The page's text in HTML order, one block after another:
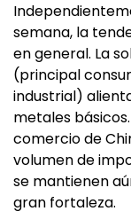
semana, la
en general. La
(principal
industrial)
metales
comercio de
volumen de
se mantienen
gran fortaleza.